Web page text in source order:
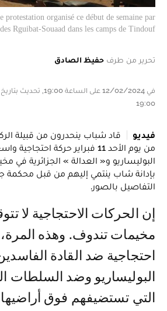
protestation organisé ce début de semaine par
Rguibat-Souaad dans les camps de Tindouf.
تحرير من طرف حفيظ الصادق
19:00
فيديو
قاد شباب ينحدرون من قبيلة
من يوم الأحد 11 فبراير حركة
البوليساريو و« العدالة » الجزائرية في
بإدانة شاب ينتمي إليهم من قبل محكمة
التفاصيل بالصور.
إن الحركات الاحتجاجية لا تتوقف في
مخيمات تندوف. وهذه
احتجاجية ضد القادة
البوليساريو وضد السلطات
التي تستضيفهم فوق